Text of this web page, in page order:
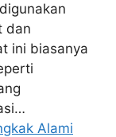
dan
ini biasanya
Alami